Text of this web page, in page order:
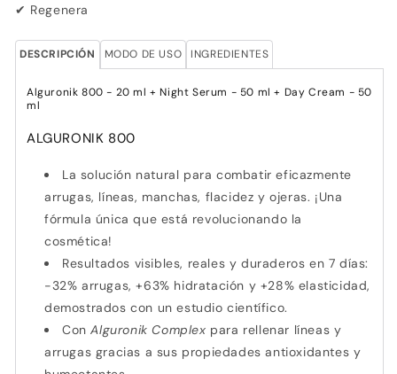
✔ Regenera
DESCRIPCIÓN MODO DE USO INGREDIENTES
Alguronik 800 - 20 ml + Night Serum - 50 ml + Day Cream - 50
ml
ALGURONIK 800
La solución natural para combatir eficazmente
arrugas, líneas, manchas, flacidez y ojeras. ¡Una
fórmula única que está revolucionando la
cosmética!
Resultados visibles, reales y duraderos en 7 días:
-32% arrugas, +63% hidratación y +28% elasticidad,
demostrados con un estudio científico.
ConAlguronik Complex para rellenar líneas y
arrugas gracias a sus propiedades antioxidantes y